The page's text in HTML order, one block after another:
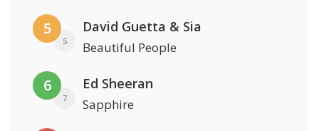
5
5
David Guetta & Sia
Beautiful People
6
7
Ed Sheeran
Sapphire